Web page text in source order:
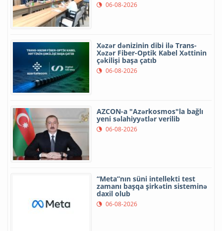
06-08-2026
Xəzər dənizinin dibi ilə Trans-
Xəzər Fiber-Optik Kabel Xəttinin
çəkilişi başa çatıb
06-08-2026
AZCON-a "Azərkosmos"la bağlı
yeni səlahiyyətlər verilib
06-08-2026
“Meta”nın süni intellekti test
zamanı başqa şirkətin sisteminə
daxil olub
06-08-2026